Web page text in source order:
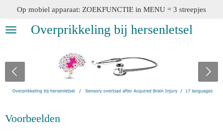
naar
Overprikkeling bij hersenletsel
Op mobiel apparaat: ZOEKFUNCTIE in MENU = 3 streepjes
Voorbeelden